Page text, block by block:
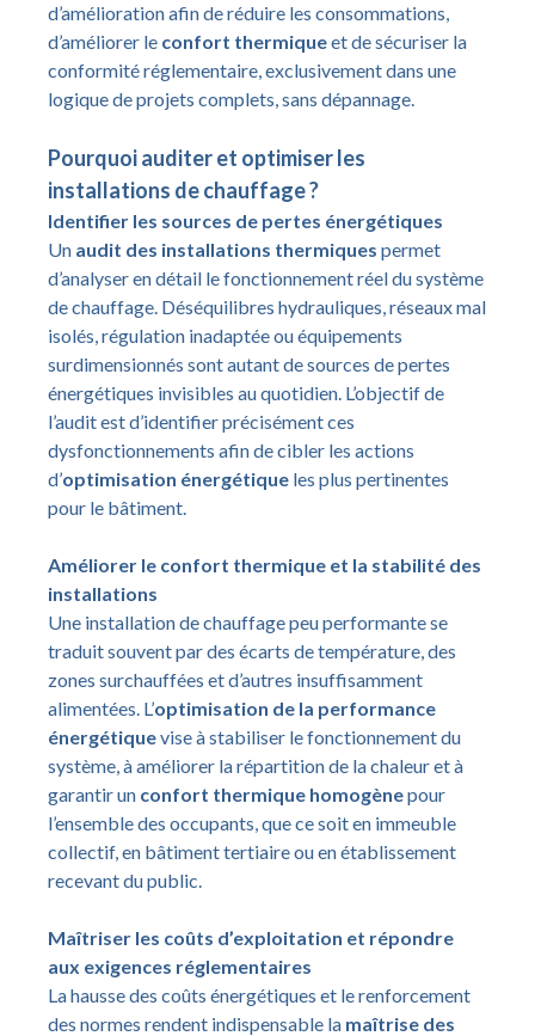
d’amélioration afin de réduire les consommations,
d’améliorer le confort thermiqueet de sécuriser la
conformité réglementaire, exclusivement dans une
logique de projets complets, sans dépannage.
Pourquoi auditer et optimiser les
installations de chauffage ?
Identifier les sources de pertes énergétiques
Un audit des installations thermiques permet
d’analyser en détail le fonctionnement réel du système
de chauffage. Déséquilibres hydrauliques, réseaux mal
isolés, régulation inadaptée ou équipements
surdimensionnés sont autant de sources de pertes
énergétiques invisibles au quotidien. L’objectif de
l’audit est d’identifier précisément ces
dysfonctionnements afin de cibler les actions
d’optimisation énergétique les plus pertinentes
pour le bâtiment.
Améliorer le confort thermique et la stabilité des
installations
Une installation de chauffage peu performante se
traduit souvent par des écarts de température, des
zones surchauffées et d’autres insuffisamment
alimentées. L’optimisation de la performance
énergétiquevise à stabiliser le fonctionnement du
système, à améliorer la répartition de la chaleur et à
garantir un confort thermique homogènepour
l’ensemble des occupants, que ce soit en immeuble
collectif, en bâtiment tertiaire ou en établissement
recevant du public.
Maîtriser les coûts d’exploitation et répondre
aux exigences réglementaires
La hausse des coûts énergétiques et le renforcement
des normes rendent indispensable la maîtrise des